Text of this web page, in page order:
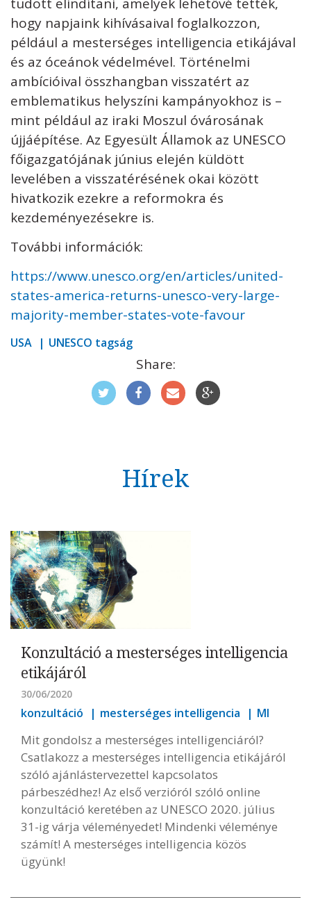
hogy napjaink kihívásaival foglalkozzon,
például a mesterséges intelligencia etikájával
és az óceánok védelmével. Történelmi
ambícióival összhangban visszatért az
emblematikus helyszíni kampányokhoz is –
mint például az iraki Moszul óvárosának
újjáépítése. Az Egyesült Államok az UNESCO
főigazgatójának június elején küldött
levelében a visszatérésének okai között
hivatkozik ezekre a reformokra és
kezdeményezésekre is.
További információk:
https://www.unesco.org/en/articles/united-
states-america-returns-unesco-very-large-
majority-member-states-vote-favour
USA UNESCO tagság
Share:
Hírek
Konzultáció a mesterséges intelligencia
etikájáról
30/06/2020
konzultáció mesterséges intelligencia MI
Mit gondolsz a mesterséges intelligenciáról?
Csatlakozz a mesterséges intelligencia etikájáról
szóló ajánlástervezettel kapcsolatos
párbeszédhez! Az első verzióról szóló online
konzultáció keretében az UNESCO 2020. július
31-ig várja véleményedet! Mindenki véleménye
számít! A mesterséges intelligencia közös
ügyünk!